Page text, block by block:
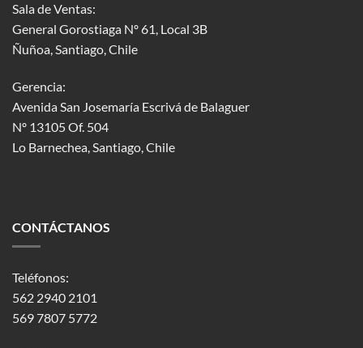
Sala de Ventas:
General Gorostiaga Nº 61, Local 3B
Ñuñoa, Santiago, Chile
Gerencia:
Avenida San Josemaría Escrivá de Balaguer
Nº 13105 Of. 504
Lo Barnechea, Santiago, Chile
CONTÁCTANOS
Teléfonos:
562 2940 2101
569 7807 5772